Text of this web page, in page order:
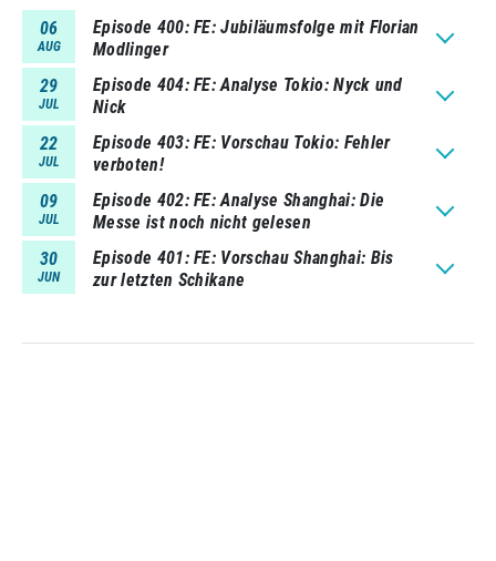
06
AUG
Episode 400 FE: Jubiläumsfolge mit Florian
Modlinger
29
JUL
Episode 404 FE: Analyse Tokio: Nyck und
Nick
22
JUL
Episode 403 FE: Vorschau Tokio: Fehler
verboten!
09
JUL
Episode 402 FE: Analyse Shanghai: Die
Messe ist noch nicht gelesen
30
JUN
Episode 401 FE: Vorschau Shanghai: Bis
zur letzten Schikane